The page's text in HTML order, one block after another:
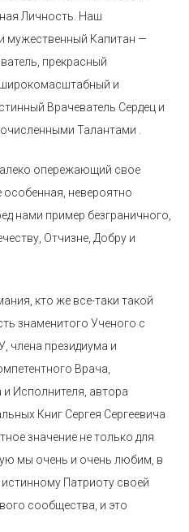
Личность. Наш
мужественный Капитан —
прекрасный
и
Врачеватель Сердец и
Талантами .
опережающий свое
невероятно
нами пример безграничного,
Отчизне, Добру и
кто же все-таки такой
знаменитого Ученого с
члена президиума и
Врача,
Исполнителя, автора
Книг Сергея Сергеевича
значение не только для
мы очень и очень любим, в
Патриоту своей
сообщества, и это